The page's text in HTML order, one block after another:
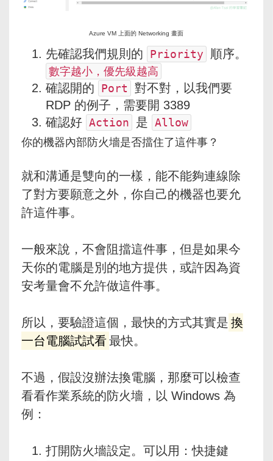
Azure VM 上面的 Networking 畫面
先確認我們規則的 Priority ​ 順序。
數字越小，優先級越高
確認開的 Port
​ 對不對，以我們要
RDP 的例子，需要開 3389
確認好 Action ​ 是 Allow
你的機器內部防火墻是否擋住了這件事？
就和溝通是雙向的一樣，能不能夠連線除
了對方要願意之外，你自己的機器也要允
許這件事。
一般來說，不會阻擋這件事，但是如果今
天你的電腦是別的地方提供，或許因為資
安考量會不允許做這件事。
所以，要驗證這個，最快的方式其實是 換
一台電腦試試看最快。
不過，假設沒辦法換電腦，那麼可以檢查
看看作業系統的防火墻，以 Windows 為
例：
打開防火墻設定。可以用：快捷鍵